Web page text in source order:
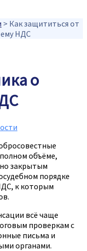
> Как защититься от
ему НДС
о
объёме,
закрытым
порядке
к которым
всё чаще
проверкам с
письма и
органами.